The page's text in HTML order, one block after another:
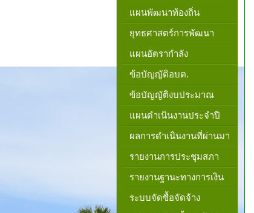
แผนพัฒนาท้องถิ่น
ยุทธศาสตร์การพัฒนา
แผนอัตรากำลัง
ข้อบัญญัติอบต.
ข้อบัญญัติงบประมาณ
แผนดำเนินงานประจำปี
ผลการดำเนินงานที่ผ่านมา
รายงานการประชุมสภา
รายงานฐานะทางการเงิน
ระบบจัดซื้อจัดจ้าง